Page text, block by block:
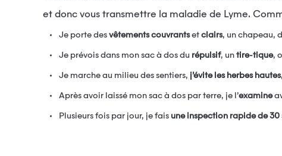
et donc vous transmettre la maladie de Lyme.
Je porte des vêtements couvrantset clairs, un chapeau,
Je prévois dans mon sac à dos du répulsif, un tire-tique,
Je marche au milieu des sentiers, j’évite les herbes hautes
Après avoir laissé mon sac à dos par terre, je l’examine
Plusieurs fois par jour, je fais une inspection rapide de 30